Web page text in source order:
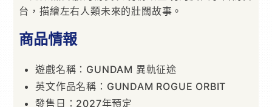
台，描繪左右人類未來的壯闊故事。
商品情報
遊戲名稱：GUNDAM 異軌征途
英文作品名稱：GUNDAM ROGUE ORBIT
發售日：2027年預定